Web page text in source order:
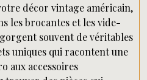
décor vintage américain,
les brocantes et les vide-
souvent de véritables
uniques qui racontent une
aux accessoires